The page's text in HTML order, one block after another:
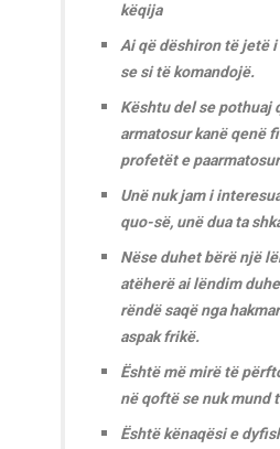
këqija
Ai që dëshiron të jetë
se si të komandojë.
Kështu del se pothuaj
armatosur kanë qenë
profetët e
Unë nuk jam i
quo-së, unë dua ta
Nëse duhet bërë një
atëherë ai lëndim
rëndë saqë nga
aspak frikë.
Është më mirë të
në qoftë se nuk mund
Është kënaqësi e